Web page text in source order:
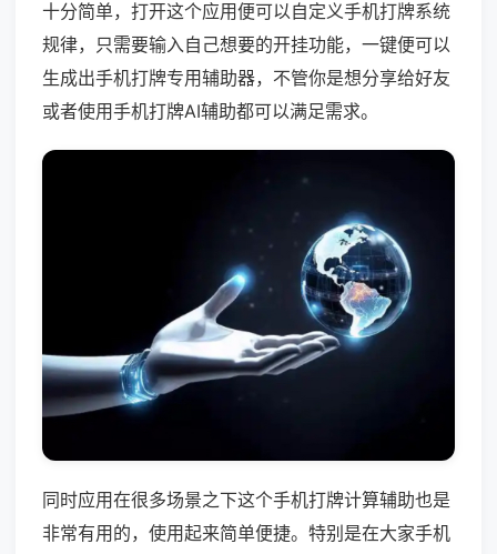
十分简单，打开这个应用便可以自定义手机打牌系统
规律，只需要输入自己想要的开挂功能，一键便可以
生成出手机打牌专用辅助器，不管你是想分享给好友
或者使用手机打牌AI辅助都可以满足需求。
同时应用在很多场景之下这个手机打牌计算辅助也是
非常有用的，使用起来简单便捷。特别是在大家手机